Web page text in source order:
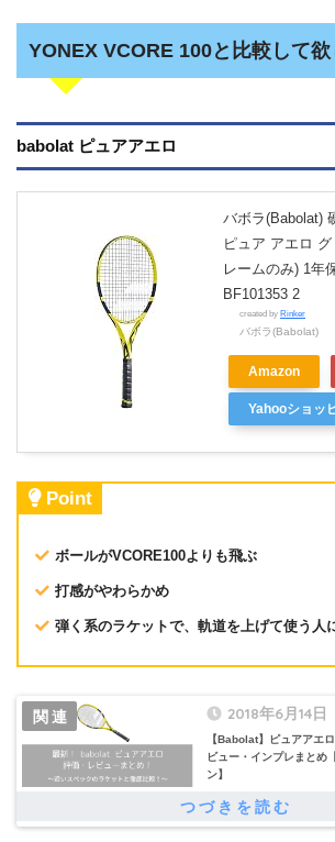
YONEX VCORE 100と比較して欲
babolat ピュアアエロ
バボラ(Babolat)
ピュア アエロ
レームのみ) 1年
BF101353 2
created by Rinker
バボラ(Babolat)
Amazon
Yahooショッ
Point
ボールがVCORE100よりも飛ぶ
打感がやわらかめ
弾く系のラケットで、軌道を上げて使う人
2018年6月14日
【Babolat】ピュアアエ
ビュー・インプレまとめ
ン】